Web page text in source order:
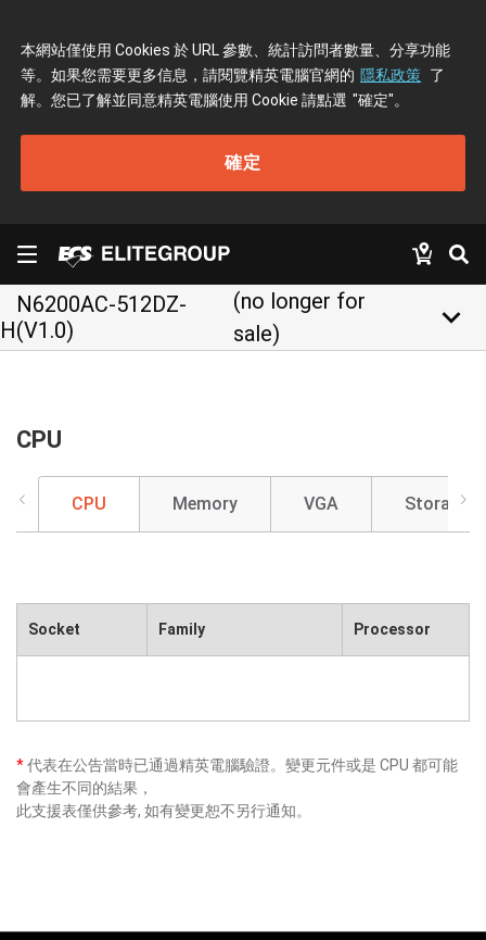
本網站僅使用 Cookies 於 URL 參數、統計訪問者數量、分享功能
等。如果您需要更多信息，請閱覽精英電腦官網的 隱私政策 了
解。您已了解並同意精英電腦使用 Cookie 請點選 "確定"。
確定
N6200AC-512DZ-
H(V1.0)
(no longer for
sale)
keyboard_arrow_down
CPU
CPU Memory VGA Storage
Socket Family Processor
*代表在公告當時已通過精英電腦驗證。變更元件或是 CPU 都可能
會產生不同的結果，
此支援表僅供參考, 如有變更恕不另行通知。